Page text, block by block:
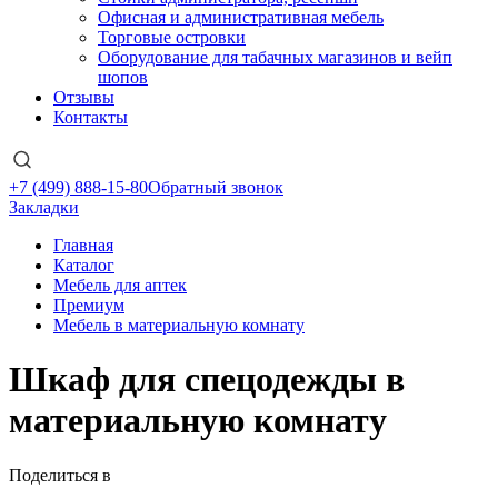
Офисная и административная мебель
Торговые островки
Оборудование для табачных магазинов и вейп
шопов
Отзывы
Контакты
+7 (499) 888-15-80Обратный звонок
Закладки
Главная
Каталог
Мебель для аптек
Премиум
Мебель в материальную комнату
Шкаф для спецодежды в
материальную комнату
Поделиться в